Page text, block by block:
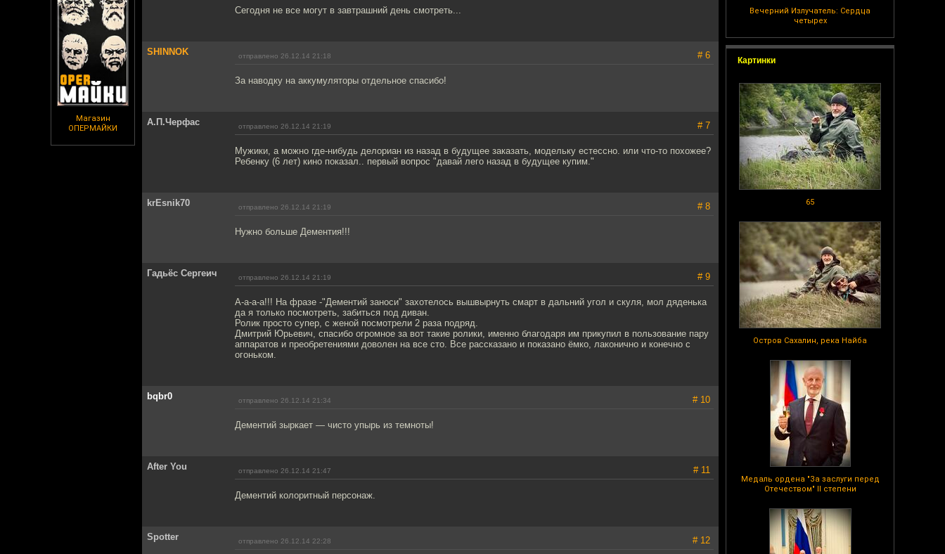
Магазин
ОПЕРМАЙКИ
Вечерний Излучатель: Сердца
четырех
Картинки
65
Остров Сахалин, река Найба
Медаль ордена "За заслуги перед
Отечеством" II степени
Сегодня не все могут в завтрашний день смотреть...
SHINNOK отправлено 26.12.14 21:18 # 6
За наводку на аккумуляторы отдельное спасибо!
А.П.Черфас отправлено 26.12.14 21:19 # 7
Мужики, а можно где-нибудь делориан из назад в будущее заказать, модельку естессно. или что-то похожее?
Ребенку (6 лет) кино показал.. первый вопрос "давай лего назад в будущее купим."
krEsnik70 отправлено 26.12.14 21:19 # 8
Нужно больше Дементия!!!
Гадьёс Сергеич отправлено 26.12.14 21:19 # 9
А-а-а-а!!! На фразе -"Дементий заноси" захотелось вышвырнуть смарт в дальний угол и скуля, мол дяденька
да я только посмотреть, забиться под диван.
Ролик просто супер, с женой посмотрели 2 раза подряд.
Дмитрий Юрьевич, спасибо огромное за вот такие ролики, именно благодаря им прикупил в пользование пару
аппаратов и преобретениями доволен на все сто. Все рассказано и показано ёмко, лаконично и конечно с
огоньком.
bqbr0 отправлено 26.12.14 21:34 # 10
Дементий зыркает — чисто упырь из темноты!
After You отправлено 26.12.14 21:47 # 11
Дементий колоритный персонаж.
Spotter отправлено 26.12.14 22:28 # 12